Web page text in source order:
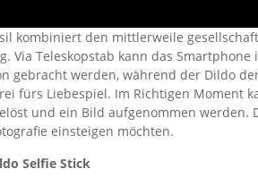
kombiniert den mittlerweile
Via Teleskopstab kann das
gebracht werden, während der Dildo
fürs Liebespiel. Im Richtigen Moment
und ein Bild aufgenommen werden.
einsteigen möchten.
Selfie Stick